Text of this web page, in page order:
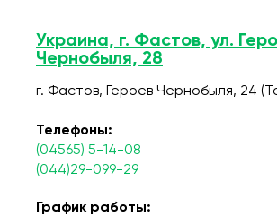
Украина, г. Фастов, ул.
Чернобыля, 28
г. Фастов, Героев Чернобыля, 24
Телефоны:
(04565) 5-14-08
(044)29-099-29
График работы: